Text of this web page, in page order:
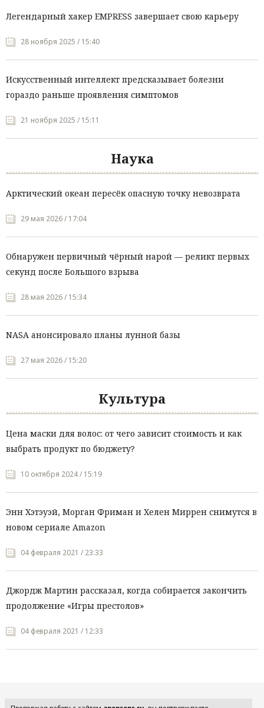
Легендарный хакер EMPRESS завершает свою карьеру
28 ноября 2025 / 15:40
Искусственный интеллект предсказывает болезни
гораздо раньше проявления симптомов
21 ноября 2025 / 15:11
Наука
Арктический океан пересёк опасную точку невозврата
29 мая 2026 / 17:04
Обнаружен первичный чёрный нарой — реликт первых
секунд после Большого взрыва
28 мая 2026 / 15:34
NASA анонсировало планы лунной базы
27 мая 2026 / 15:20
Культура
Цена маски для волос: от чего зависит стоимость и как
выбрать продукт по бюджету?
10 октября 2024 / 15:19
Энн Хэтэуэй, Морган Фриман и Хелен Миррен снимутся в
новом сериале Amazon
04 февраля 2021 / 23:33
Джордж Мартин рассказал, когда собирается закончить
продолжение «Игры престолов»
04 февраля 2021 / 12:33